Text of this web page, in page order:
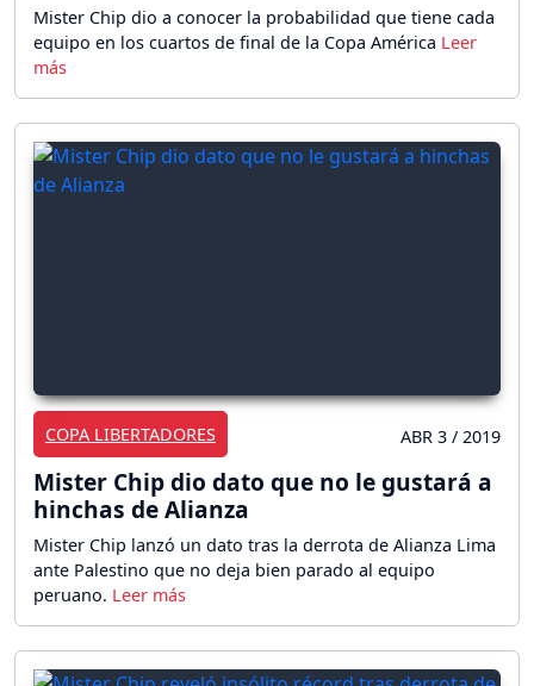
Mister Chip dio a conocer la probabilidad que tiene cada
equipo en los cuartos de final de la Copa América
COPA LIBERTADORES ABR 3 / 2019
Mister Chip dio dato que no le gustará a
hinchas de Alianza
Mister Chip lanzó un dato tras la derrota de Alianza Lima
ante Palestino que no deja bien parado al equipo
peruano.